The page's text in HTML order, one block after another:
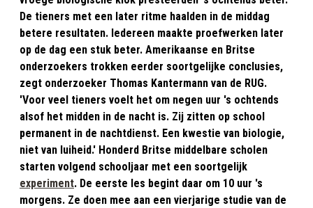
De tieners met een later ritme haalden in de middag
betere resultaten. Iedereen maakte proefwerken later
op de dag een stuk beter. Amerikaanse en Britse
onderzoekers trokken eerder soortgelijke conclusies,
zegt onderzoeker Thomas Kantermann van de RUG.
'Voor veel tieners voelt het om negen uur 's ochtends
alsof het midden in de nacht is. Zij zitten op school
permanent in de nachtdienst. Een kwestie van biologie,
niet van luiheid.' Honderd Britse middelbare scholen
starten volgend schooljaar met een soortgelijk
experiment. De eerste les begint daar om 10 uur 's
morgens. Ze doen mee aan een vierjarige studie van de